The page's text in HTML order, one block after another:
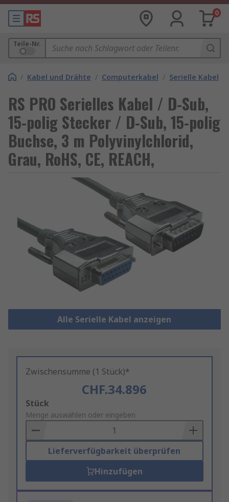
0
Teile-Nr.
/ Kabel und Drähte / Computerkabel / Serielle Kabel
RS PRO Serielles Kabel / D-Sub,
15-polig Stecker / D-Sub, 15-polig
Buchse, 3 m Polyvinylchlorid,
Grau, RoHS, CE, REACH,
Alle Serielle Kabel anzeigen
Zwischensumme (1 Stück)*
CHF.34.896
Add
to
Basket
Stück
Menge auswählen oder eingeben
Lieferverfügbarkeit überprüfen
Hinzufügen